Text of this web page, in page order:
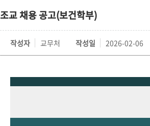
조교 채용 공고(보건학부)
작성자 교무처 작성일 2026-02-06